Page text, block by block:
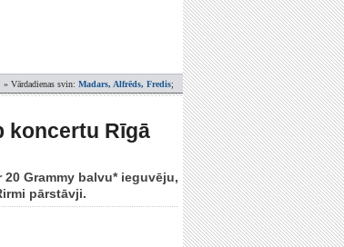
» Vārdadienas svin: Madars, Alfrēds, Fredis;
koncertu Rīgā
Grammy balvu* ieguvēju,
pārstāvji.